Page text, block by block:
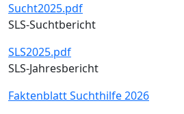
Sucht2025.pdf
SLS-Suchtbericht
SLS2025.pdf
SLS-Jahresbericht
Faktenblatt Suchthilfe 2026